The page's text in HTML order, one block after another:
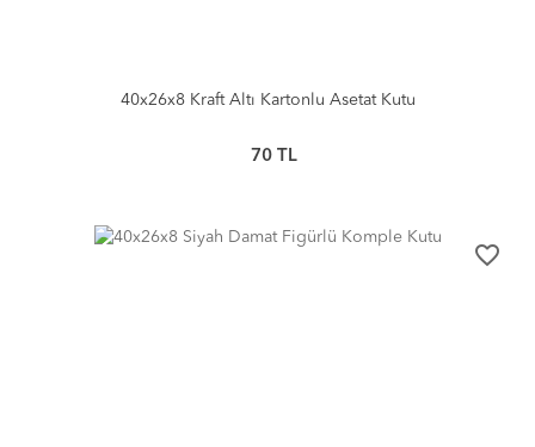
40x26x8 Kraft Altı Kartonlu Asetat Kutu
70TL
favorite_border